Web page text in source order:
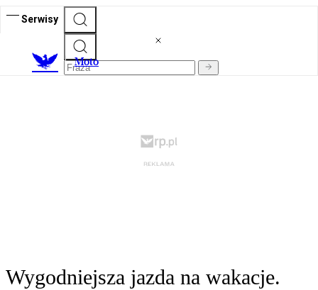
Serwisy
Moto
Wygodniejsza jazda na wakacje.